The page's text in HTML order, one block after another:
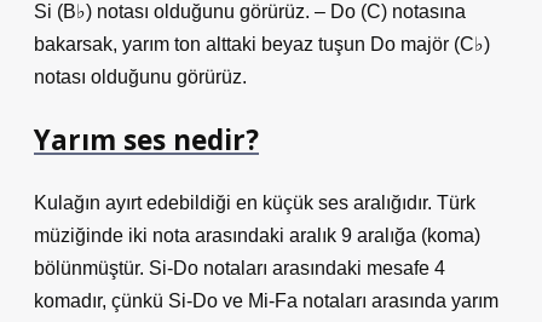
Si (B♭) notası olduğunu görürüz. – Do (C) notasına
bakarsak, yarım ton alttaki beyaz tuşun Do majör (C♭)
notası olduğunu görürüz.
Yarım ses nedir?
Kulağın ayırt edebildiği en küçük ses aralığıdır. Türk
müziğinde iki nota arasındaki aralık 9 aralığa (koma)
bölünmüştür. Si-Do notaları arasındaki mesafe 4
komadır, çünkü Si-Do ve Mi-Fa notaları arasında yarım